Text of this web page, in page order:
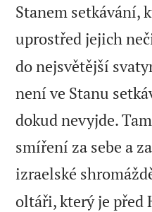
Stanem setkávání,
uprostřed jejich
do nejsvětější
není ve Stanu
dokud nevyjde.
smíření za sebe a
izraelské
oltáři, který je před